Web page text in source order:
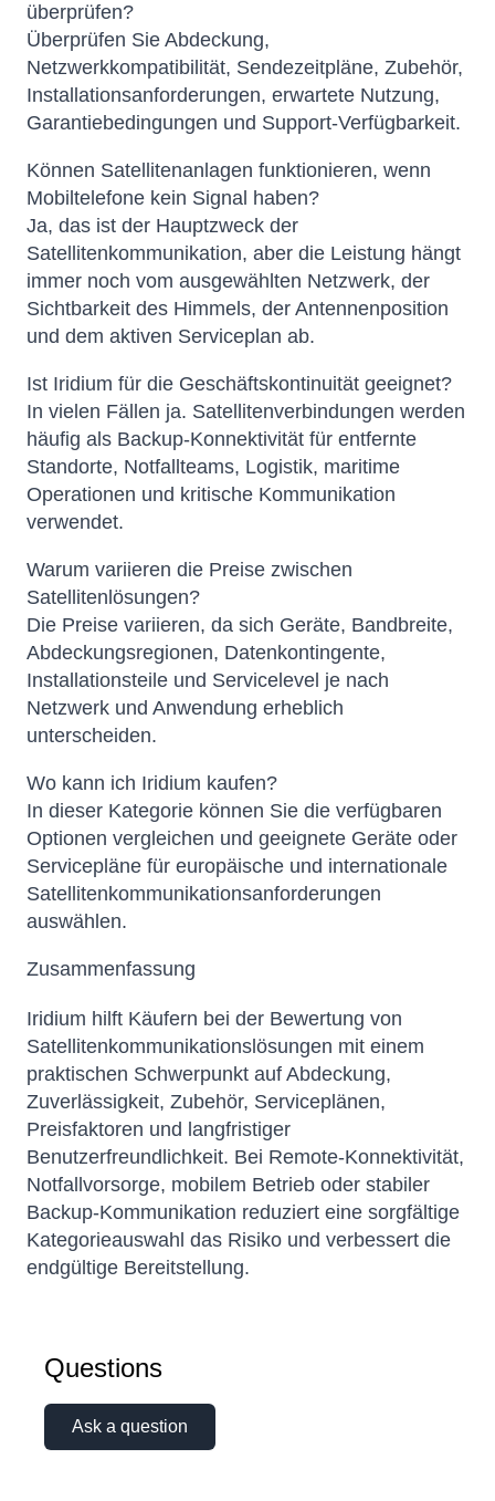
überprüfen?
Überprüfen Sie Abdeckung,
Netzwerkkompatibilität, Sendezeitpläne, Zubehör,
Installationsanforderungen, erwartete Nutzung,
Garantiebedingungen und Support-Verfügbarkeit.
Können Satellitenanlagen funktionieren, wenn
Mobiltelefone kein Signal haben?
Ja, das ist der Hauptzweck der
Satellitenkommunikation, aber die Leistung hängt
immer noch vom ausgewählten Netzwerk, der
Sichtbarkeit des Himmels, der Antennenposition
und dem aktiven Serviceplan ab.
Ist Iridium für die Geschäftskontinuität geeignet?
In vielen Fällen ja. Satellitenverbindungen werden
häufig als Backup-Konnektivität für entfernte
Standorte, Notfallteams, Logistik, maritime
Operationen und kritische Kommunikation
verwendet.
Warum variieren die Preise zwischen
Satellitenlösungen?
Die Preise variieren, da sich Geräte, Bandbreite,
Abdeckungsregionen, Datenkontingente,
Installationsteile und Servicelevel je nach
Netzwerk und Anwendung erheblich
unterscheiden.
Wo kann ich Iridium kaufen?
In dieser Kategorie können Sie die verfügbaren
Optionen vergleichen und geeignete Geräte oder
Servicepläne für europäische und internationale
Satellitenkommunikationsanforderungen
auswählen.
Zusammenfassung
Iridium hilft Käufern bei der Bewertung von
Satellitenkommunikationslösungen mit einem
praktischen Schwerpunkt auf Abdeckung,
Zuverlässigkeit, Zubehör, Serviceplänen,
Preisfaktoren und langfristiger
Benutzerfreundlichkeit. Bei Remote-Konnektivität,
Notfallvorsorge, mobilem Betrieb oder stabiler
Backup-Kommunikation reduziert eine sorgfältige
Kategorieauswahl das Risiko und verbessert die
endgültige Bereitstellung.
Questions
Ask a question